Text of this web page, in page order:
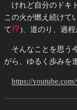
けれど自分のドキ
この火が燃え続けて
て
)、道のり、過程
そんなことを思う
がら、ゆるく歩みを
https://